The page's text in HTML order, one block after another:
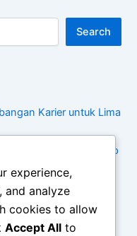
Search
Karier untuk Lima
Keseimbangan Hidup
Menghadapi Tren
Keluarga, dan
experience,
and analyze
cookies to allow
Accept All to